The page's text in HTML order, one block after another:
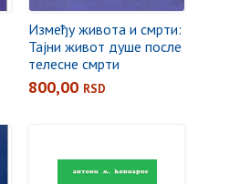
Између живота и смрти:
Тајни живот душе после
телесне смрти
800,00 RSD